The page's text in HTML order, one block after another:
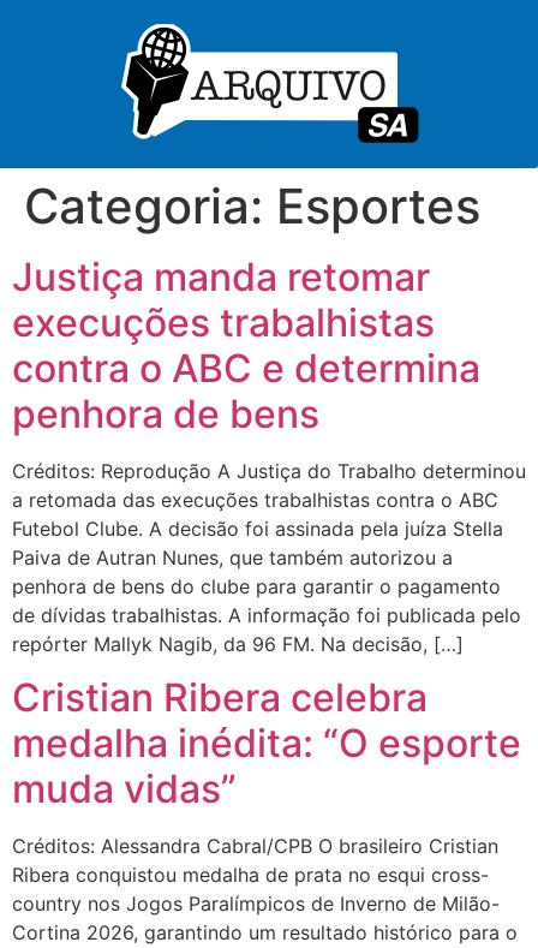
Categoria: Esportes
Justiça manda retomar
execuções trabalhistas
contra o ABC e determina
penhora de bens
Créditos: Reprodução A Justiça do Trabalho determinou
a retomada das execuções trabalhistas contra o ABC
Futebol Clube. A decisão foi assinada pela juíza Stella
Paiva de Autran Nunes, que também autorizou a
penhora de bens do clube para garantir o pagamento
de dívidas trabalhistas. A informação foi publicada pelo
repórter Mallyk Nagib, da 96 FM. Na decisão, […]
Cristian Ribera celebra
medalha inédita: “O esporte
muda vidas”
Créditos: Alessandra Cabral/CPB O brasileiro Cristian
Ribera conquistou medalha de prata no esqui cross-
country nos Jogos Paralímpicos de Inverno de Milão-
Cortina 2026, garantindo um resultado histórico para o